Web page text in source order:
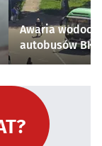
Awaria
autobusów